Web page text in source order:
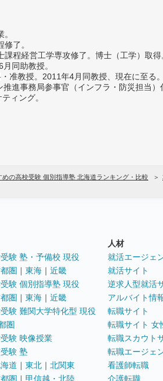
了。
程経営工学専攻修了。博士（工学）取得
同助教授。
准教授。2011年4月同教授、現在に至る。
進事務局参事官（インフラ・防災担当）
ィング。
めの高校受験 個別指導塾 北海道ランキング・比較
験 塾・予備校 現役
圏 ｜ 東海 ｜ 近畿
験 個別指導塾 現役
圏 ｜ 東海 ｜ 近畿
験 難関大学特化型 現役
圏
験 映像授業
験 塾
道 ｜ 東北 ｜ 北関東
圏 ｜ 甲信越・北陸
人材
就活エージェ
就活サイト
逆求人型就活
アルバイト情
転職サイト
転職サイト 女
転職スカウト
転職エージェ
看護師転職
介護転職